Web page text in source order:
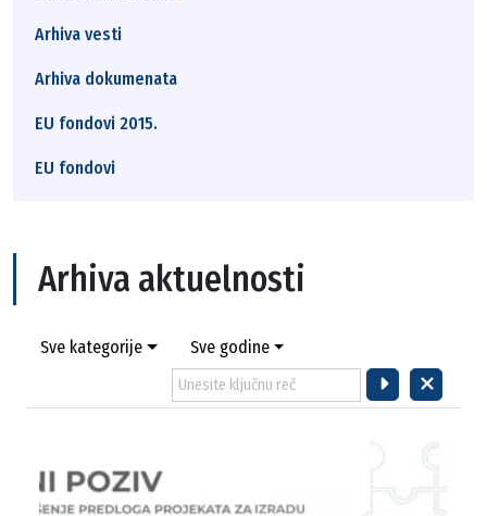
Arhiva vesti
Arhiva dokumenata
EU fondovi 2015.
EU fondovi
Arhiva aktuelnosti
Sve kategorije Sve godine